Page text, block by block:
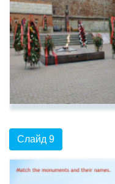
Слайд 9